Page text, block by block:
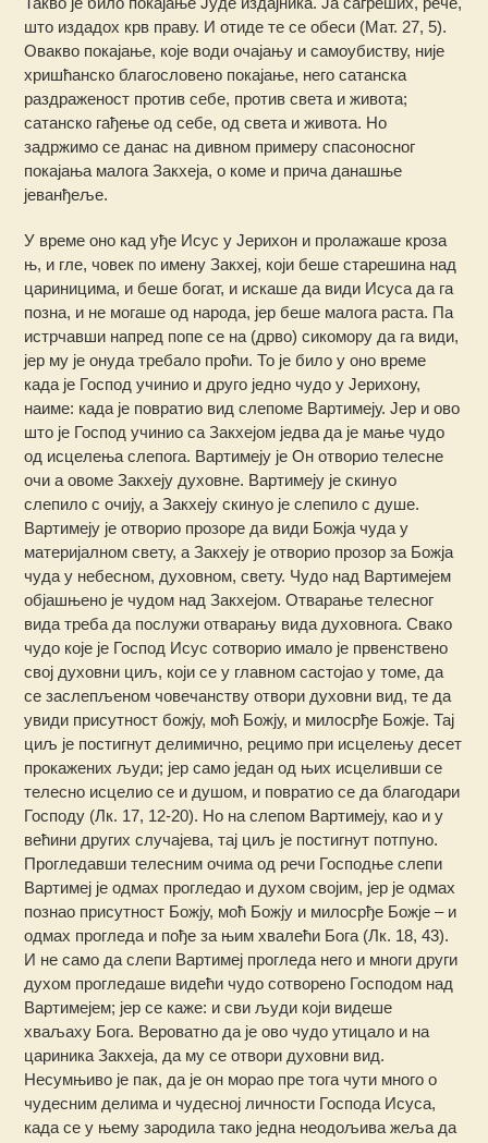
што издадох крв праву. И отиде те се обеси (Мат. 27, 5).
Овакво покајање, које води очајању и самоубиству, није
хришћанско благословено покајање, него сатанска
раздраженост против себе, против света и живота;
сатанско гађење од себе, од света и живота. Но
задржимо се данас на дивном примеру спасоносног
покајања малога Закхеја, о коме и прича данашње
јеванђеље.
У време оно кад уђе Исус у Јерихон и пролажаше кроза
њ, и гле, човек по имену Закхеј, који беше старешина над
цариницима, и беше богат, и искаше да види Исуса да га
позна, и не могаше од народа, јер беше малога раста. Па
истрчавши напред попе се на (дрво) сикомору да га види,
јер му је онуда требало проћи. То је било у оно време
када је Господ учинио и друго једно чудо у Јерихону,
наиме: када је повратио вид слепоме Вартимеју. Јер и ово
што је Господ учинио са Закхејом једва да је мање чудо
од исцелења слепога. Вартимеју је Он отворио телесне
очи а овоме Закхеју духовне. Вартимеју је скинуо
слепило с очију, а Закхеју скинуо је слепило с душе.
Вартимеју је отворио прозоре да види Божја чуда у
материјалном свету, а Закхеју је отворио прозор за Божја
чуда у небесном, духовном, свету. Чудо над Вартимејем
објашњено је чудом над Закхејом. Отварање телесног
вида треба да послужи отварању вида духовнога. Свако
чудо које је Господ Исус сотворио имало је првенствено
свој духовни циљ, који се у главном састојао у томе, да
се заслепљеном човечанству отвори духовни вид, те да
увиди присутност божју, моћ Божју, и милосрђе Божје. Тај
циљ је постигнут делимично, рецимо при исцелењу десет
прокажених људи; јер само један од њих исцеливши се
телесно исцелио се и душом, и повратио се да благодари
Господу (Лк. 17, 12-20). Но на слепом Вартимеју, као и у
већини других случајева, тај циљ је постигнут потпуно.
Прогледавши телесним очима од речи Господње слепи
Вартимеј је одмах прогледао и духом својим, јер је одмах
познао присутност Божју, моћ Божју и милосрђе Божје – и
одмах прогледа и пође за њим хвалећи Бога (Лк. 18, 43).
И не само да слепи Вартимеј прогледа него и многи други
духом прогледаше видећи чудо сотворено Господом над
Вартимејем; јер се каже: и сви људи који видеше
хваљаху Бога. Вероватно да је ово чудо утицало и на
цариника Закхеја, да му се отвори духовни вид.
Несумњиво је пак, да је он морао пре тога чути много о
чудесним делима и чудесној личности Господа Исуса,
када се у њему зародила тако једна неодољива жеља да